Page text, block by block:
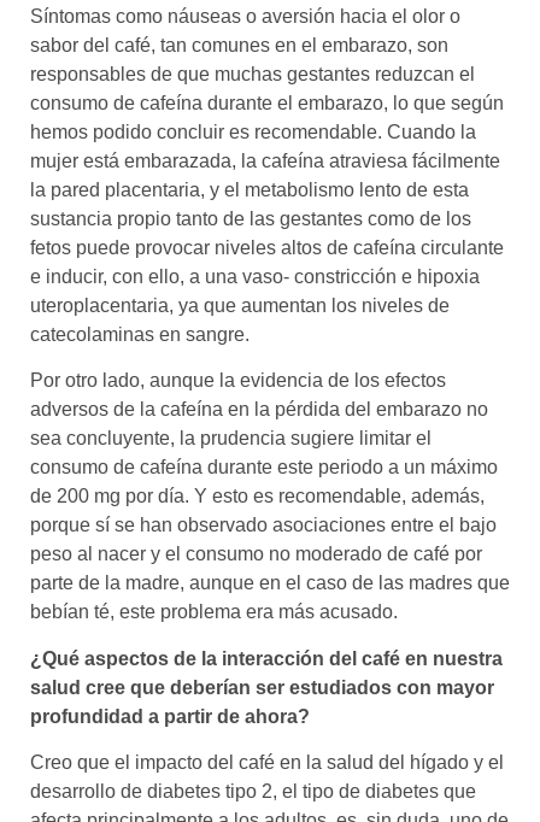
Síntomas como náuseas o aversión hacia el olor o
sabor del café, tan comunes en el embarazo, son
responsables de que muchas gestantes reduzcan el
consumo de cafeína durante el embarazo, lo que según
hemos podido concluir es recomendable. Cuando la
mujer está embarazada, la cafeína atraviesa fácilmente
la pared placentaria, y el metabolismo lento de esta
sustancia propio tanto de las gestantes como de los
fetos puede provocar niveles altos de cafeína circulante
e inducir, con ello, a una vaso- constricción e hipoxia
uteroplacentaria, ya que aumentan los niveles de
catecolaminas en sangre.
Por otro lado, aunque la evidencia de los efectos
adversos de la cafeína en la pérdida del embarazo no
sea concluyente, la prudencia sugiere limitar el
consumo de cafeína durante este periodo a un máximo
de 200 mg por día. Y esto es recomendable, además,
porque sí se han observado asociaciones entre el bajo
peso al nacer y el consumo no moderado de café por
parte de la madre, aunque en el caso de las madres que
bebían té, este problema era más acusado.
¿Qué aspectos de la interacción del café en nuestra
salud cree que deberían ser estudiados con mayor
profundidad a partir de ahora?
Creo que el impacto del café en la salud del hígado y el
desarrollo de diabetes tipo 2, el tipo de diabetes que